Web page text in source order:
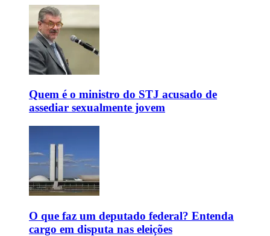
Quem é o ministro do STJ acusado de
assediar sexualmente jovem
O que faz um deputado federal? Entenda
cargo em disputa nas eleições